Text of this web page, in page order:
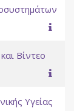
Βίντεο
Υγείας